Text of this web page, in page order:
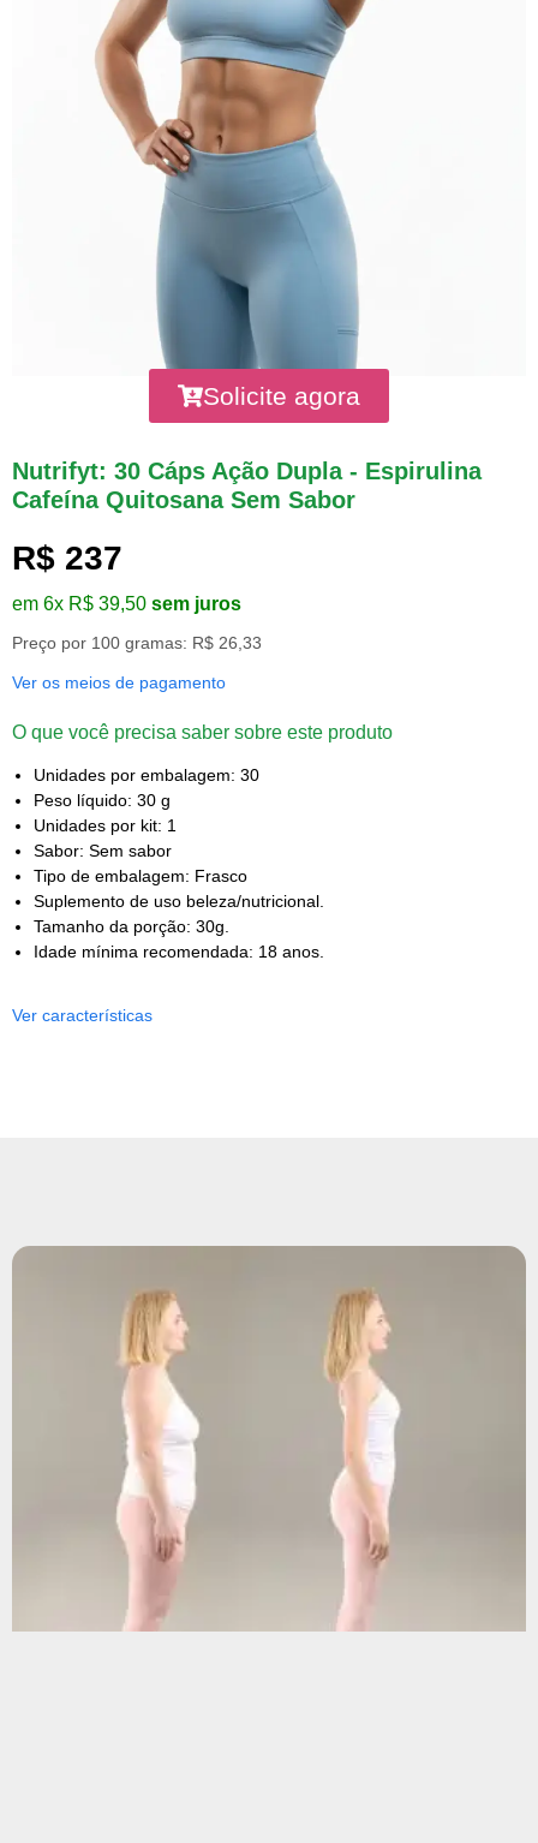
Solicite agora
Nutrifyt: 30 Cáps Ação Dupla - Espirulina
Cafeína Quitosana Sem Sabor
R$ 237
em 6x R$ 39,50 sem juros
Preço por 100 gramas: R$ 26,33
Ver os meios de pagamento
O que você precisa saber sobre este produto
Unidades por embalagem: 30
Peso líquido: 30 g
Unidades por kit: 1
Sabor: Sem sabor
Tipo de embalagem: Frasco
Suplemento de uso beleza/nutricional.
Tamanho da porção: 30g.
Idade mínima recomendada: 18 anos.
Ver características